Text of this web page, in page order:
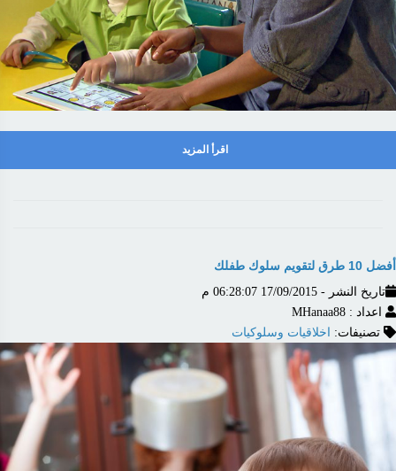
اقرأ المزيد
أفضل 10 طرق لتقويم سلوك طفلك
تاريخ النشر - 17/09/2015 06:28:07 م
اعداد : MHanaa88
تصنيفات:
اخلاقيات وسلوكيات